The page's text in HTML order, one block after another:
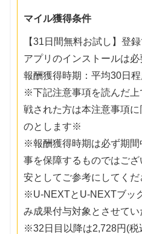
マイル獲得条件
【31日間無料お試し】登
アプリのインストールは
報酬獲得時期：平均30日
※下記注意事項を読んだ
戦された方は本注意事項
のとします※
※報酬獲得時期は必ず期間
事を保障するものではご
安としてご参考にしてく
※U-NEXTとU-NEXTブッ
み成果付与対象とさせて
※32日目以降は2,728円(税